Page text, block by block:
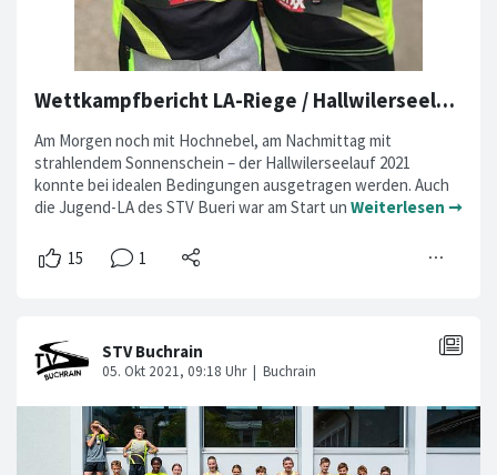
Wettkampfbericht LA-Riege / Hallwilerseelauf 2021
Am Morgen noch mit Hochnebel, am Nachmittag mit
strahlendem Sonnenschein – der Hallwilerseelauf 2021
konnte bei idealen Bedingungen ausgetragen werden. Auch
die Jugend-LA des STV Bueri war am Start un Weiterlesen ➞